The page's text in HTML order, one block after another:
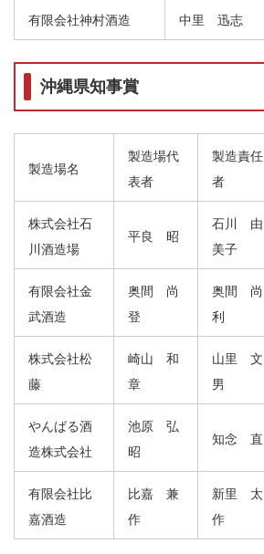
有限会社神村酒造 中里 迅志
沖縄県知事賞
製造場名
製造場代
表者
製造責任
者
株式会社石
川酒造場
平良 昭
石川 由
美子
有限会社金
武酒造
奥間 尚
登
奥間 尚
利
株式会社松
藤
崎山 和
章
山里 文
男
やんばる酒
造株式会社
池原 弘
昭
知念 直
有限会社比
嘉酒造
比嘉 兼
作
新里 太
作